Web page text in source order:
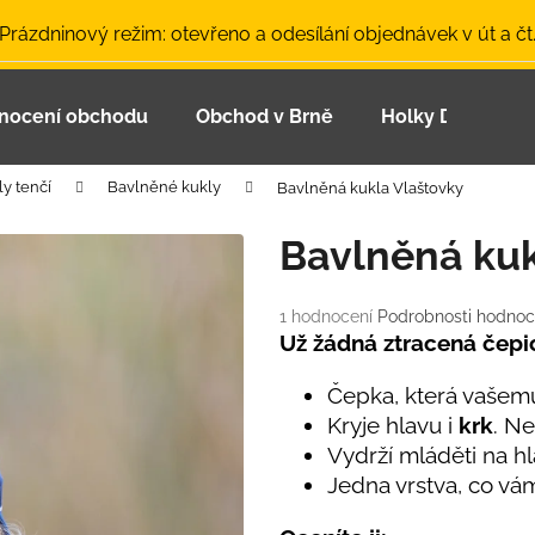
režim: otevřeno a odesílání objednávek v út a čt.
obchodu Obchod v Brně Holky Dupeťačky
tenčí Bavlněné kukly Bavlněná kukla Vlaštovky
Průměrné
hodnocení
hvězdiček.
1 hodnocení Podrobnosti
Bavlněná
Už žádná ztracená
Čepka, která
Kryje hlavu i krk.
Vydrží mláděti na
Jedna vrstva, co
Co potřebujete najít?
ČEPICE UV 30 SVĚTLE MODRÁ